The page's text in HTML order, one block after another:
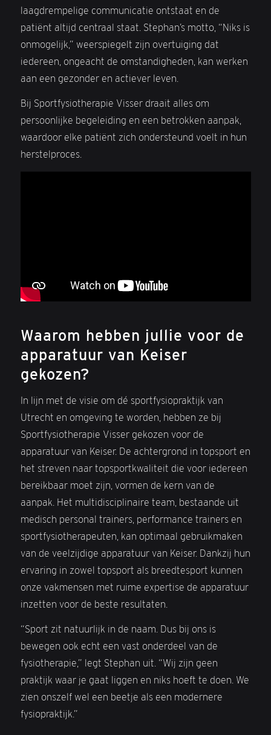
laagdrempelige communicatie ontstaat en de
patiënt altijd centraal staat. Stephan’s motto, “Niks is
onmogelijk,” weerspiegelt zijn overtuiging dat
iedereen, ongeacht de omstandigheden, kan werken
aan een gezonder en actiever leven.
Bij Sportfysiotherapie Visser draait alles om
persoonlijke begeleiding en een betrokken aanpak,
waardoor elke patiënt zich ondersteund voelt in hun
herstelproces.
Waarom hebben jullie voor de
apparatuur van Keiser
gekozen?
In lijn met de visie om dé sportfysiopraktijk van
Utrecht en omgeving te worden, hebben ze bij
Sportfysiotherapie Visser gekozen voor de
apparatuur van Keiser. De achtergrond in topsport en
het streven naar topsportkwaliteit die voor iedereen
bereikbaar moet zijn, vormen de kern van de
aanpak. Het multidisciplinaire team, bestaande uit
medisch personal trainers, performance trainers en
sportfysiotherapeuten, kan optimaal gebruikmaken
van de veelzijdige apparatuur van Keiser. Dankzij hun
ervaring in zowel topsport als breedtesport kunnen
onze vakmensen met ruime expertise de apparatuur
inzetten voor de beste resultaten.
“Sport zit natuurlijk in de naam. Dus bij ons is
bewegen ook echt een vast onderdeel van de
fysiotherapie,” legt Stephan uit. “Wij zijn geen
praktijk waar je gaat liggen en niks hoeft te doen. We
zien onszelf wel een beetje als een modernere
fysiopraktijk.”